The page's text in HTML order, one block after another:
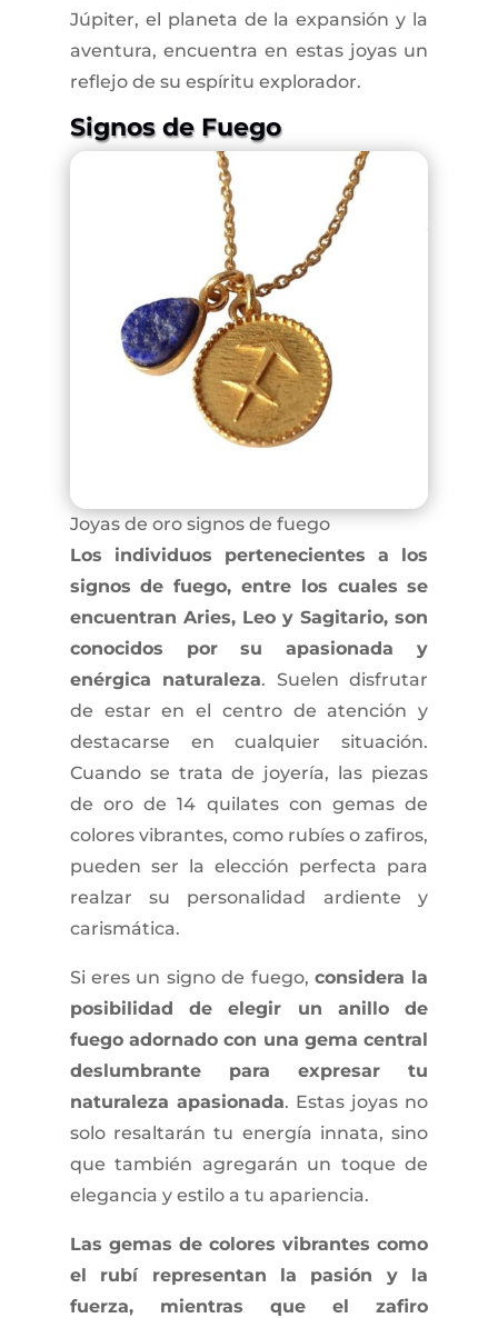
Júpiter, el planeta de la expansión y la
aventura, encuentra en estas joyas un
reflejo de su espíritu explorador.
Signos de Fuego
Joyas de oro signos de fuego
Los individuos pertenecientes a los
signos de fuego, entre los cuales se
encuentran Aries, Leo y Sagitario, son
conocidos por su apasionada y
enérgica naturaleza. Suelen disfrutar
de estar en el centro de atención y
destacarse en cualquier situación.
Cuando se trata de joyería, las piezas
de oro de 14 quilates con gemas de
colores vibrantes, como rubíes o zafiros,
pueden ser la elección perfecta para
realzar su personalidad ardiente y
carismática.
Si eres un signo de fuego, considera la
posibilidad de elegir un anillo de
fuego adornado con una gema central
deslumbrante para expresar tu
naturaleza apasionada. Estas joyas no
solo resaltarán tu energía innata, sino
que también agregarán un toque de
elegancia y estilo a tu apariencia.
Las gemas de colores vibrantes como
el rubí representan la pasión y la
fuerza, mientras que el zafiro